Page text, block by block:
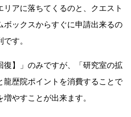
リアに落ちてくるのと、クエスト
ボックスからすぐに申請出来るの
す。
復】」のみですが、「研究室の拡
龍歴院ポイントを消費することで
やすことが出来ます。